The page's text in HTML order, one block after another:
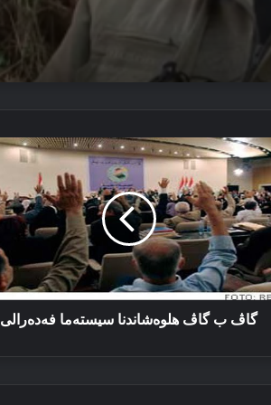
ئاستەنگە
دا
گاڤ ب گاڤ هلوەشاندنا سیستەما فەدەرالی